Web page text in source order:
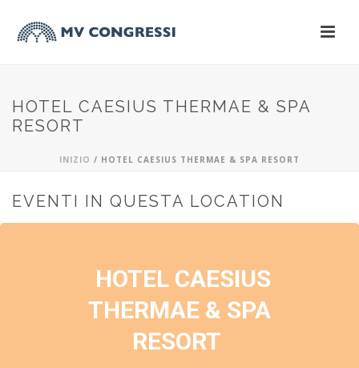
HOTEL CAESIUS THERMAE & SPA
RESORT
INIZIO / HOTEL CAESIUS THERMAE & SPA RESORT
EVENTI IN QUESTA LOCATION
HOTEL CAESIUS
THERMAE & SPA
RESORT